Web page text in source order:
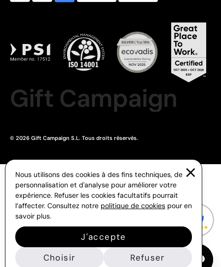
Gift Campaign
© 2026 Gift Campaign S.L. Tous droits réservés.
Nous utilisons des cookies à des fins techniques, de
personnalisation et d'analyse pour améliorer votre
expérience. Refuser les cookies facultatifs pourrait
l’affecter. Consultez notre politique de cookies pour en
savoir plus.
J'accepte
Choisir
Refuser